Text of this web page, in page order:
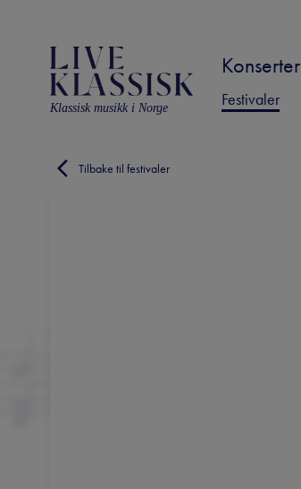
Klassisk musikk i Norge
Konserter
Festivaler
Tilbake til festivaler